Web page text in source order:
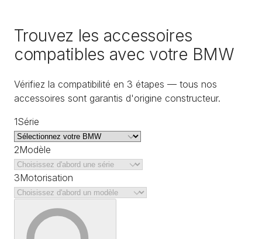
Trouvez les accessoires
compatibles avec votre BMW
Vérifiez la compatibilité en 3 étapes — tous nos
accessoires sont garantis d'origine constructeur.
1Série
2Modèle
3Motorisation